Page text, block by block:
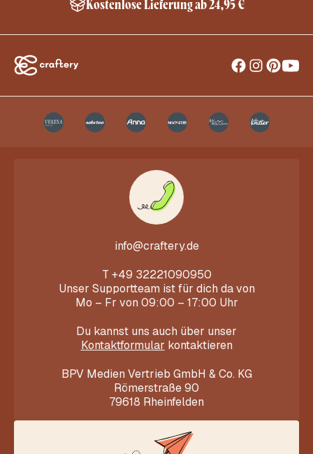
Kostenlose Lieferung ab 24,95 €
info@craftery.de
T +49 32221090950
Unser Supportteam ist für dich da von
Mo – Fr von 09:00 – 17:00 Uhr
Du kannst uns auch über unser
Kontaktformular kontaktieren
BPV Medien Vertrieb GmbH & Co. KG
Römerstraße 90
79618 Rheinfelden